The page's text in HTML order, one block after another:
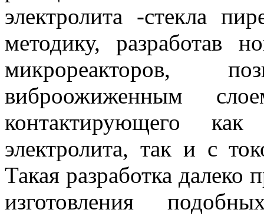
электролита -стекла
методику, разработав
микрореакторов,
виброожиженным
контактирующего
электролита, так и с
Такая разработка далеко
изготовления